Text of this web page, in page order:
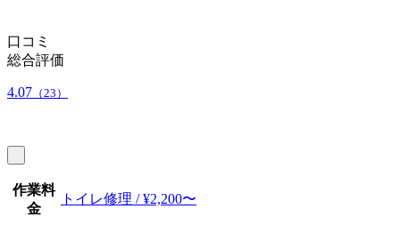
口コミ
総合評価
4.07 （23）
作業料
金
トイレ修理 / ¥2,200〜